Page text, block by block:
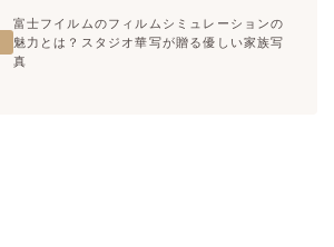
富士フイルムのフィルムシミュレーションの
魅力とは？スタジオ華写が贈る優しい家族写
真